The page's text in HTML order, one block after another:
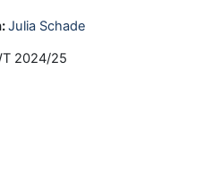
Julia Schade
2024/25